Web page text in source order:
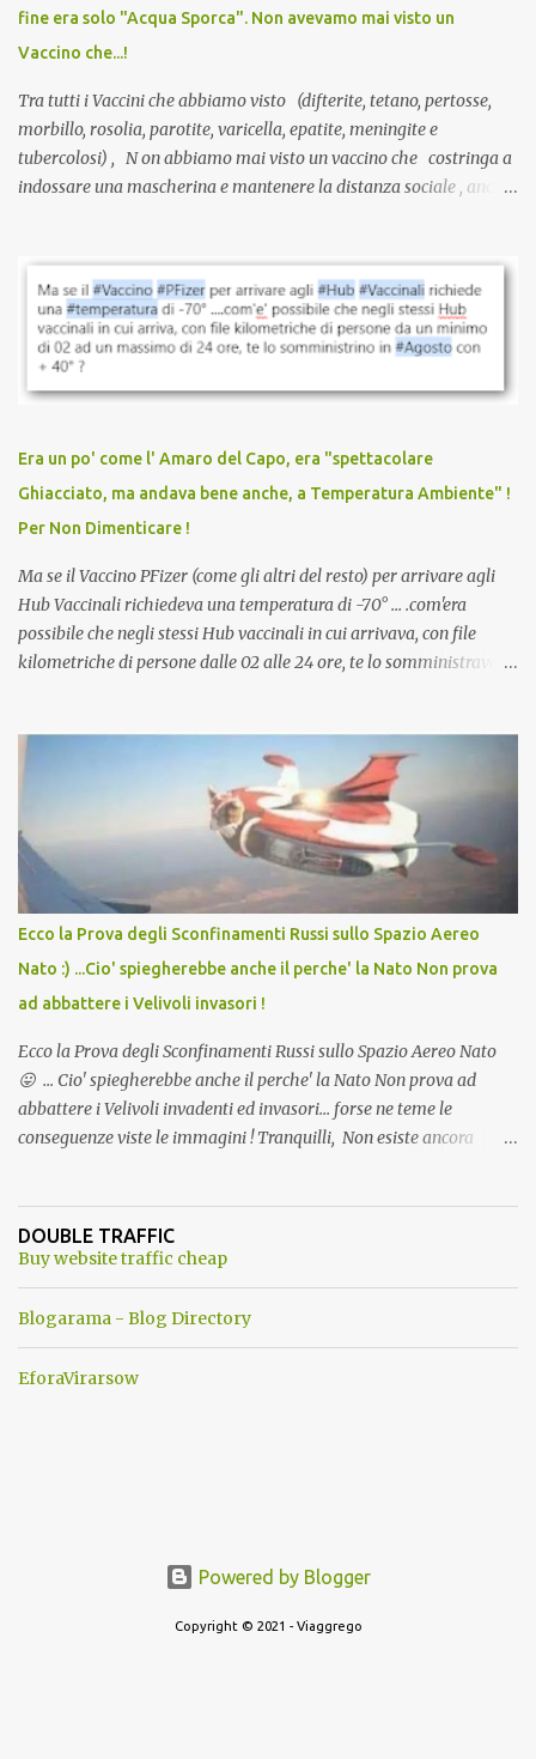
serve una prescrizione. Non c’è diagnosi. Non c’è presa in carico.
L’unico atto richiesto è una fi...
fine era solo "Acqua Sporca". Non avevamo mai visto un
Vaccino che...!
Tra tutti i Vaccini che abbiamo visto (difterite, tetano, pertosse,
morbillo, rosolia, parotite, varicella, epatite, meningite e
tubercolosi) , N on abbiamo mai visto un vaccino che costringa a
indossare una mascherina e mantenere la distanza sociale , anche
vaccinazione. Non avevamo mai sentito parlare di ricompense,
sconti, incentivi per vaccinarsi. Non avevamo mai visto
discriminazioni per coloro che non l’hanno fatto. Se non sei stato
vaccinato, nessuno aveva prima cercato di farti sentire una
persona cattiva. Non avevamo mai visto un vaccino che minacci le
vaccino usato per minacciare i mezzi di sussistenza, il lavoro o la
scuola. Non avevamo mai visto un vaccino che permettesse a un
dodicenne di ignorare il consenso dei genitori. Dopo tutti i vaccini
che abbiamo elencato sopra...
Era un po' come l' Amaro del Capo, era "spettacolare
Ghiacciato, ma andava bene anche, a Temperatura Ambiente" !
Per Non Dimenticare !
Ma se il Vaccino PFizer (come gli altri del resto) per arrivare agli
Hub Vaccinali richiedeva una temperatura di -70° ... .com'era
possibile che negli stessi Hub vaccinali in cui arrivava, con file
kilometriche di persone dalle 02 alle 24 ore, te lo somministravano
Vaccino come: l' Amaro del Capo, era "spettacolare Ghiacciato, ma
andava bene anche, a Temperatura Ambiente"! Riproponiamo
l'articolo per NON Dimenticare!
Ecco la Prova degli Sconfinamenti Russi sullo Spazio Aereo
Nato :) ...Cio' spiegherebbe anche il perche' la Nato Non prova
ad abbattere i Velivoli invasori !
Ecco la Prova degli Sconfinamenti Russi sullo Spazio Aereo Nato
😛 ... Cio' spiegherebbe anche il perche' la Nato Non prova ad
abbattere i Velivoli invadenti ed invasori... forse ne teme le
conseguenze viste le immagini ! Tranquilli, Non esiste ancora
ancora una fantasia Nato o forse una "False Flag", per provocare
una guerra mondiale che difficilmente da menti sane, potrebbe
DOUBLE TRAFFIC
Buy website traffic cheap
Blogarama - Blog Directory
EforaVirarsow
Powered by Blogger
Copyright © 2021 - Viaggrego